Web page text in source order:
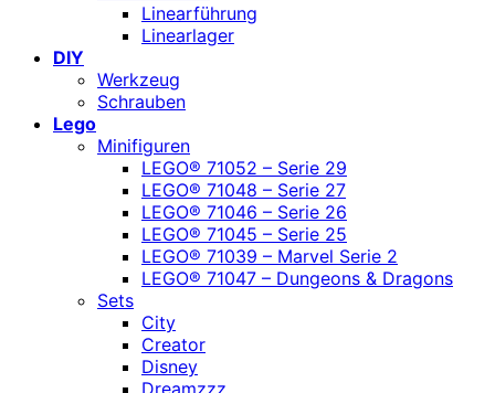
Linearführung
Linearlager
DIY
Werkzeug
Schrauben
Lego
Minifiguren
LEGO® 71052 – Serie 29
LEGO® 71048 – Serie 27
LEGO® 71046 – Serie 26
LEGO® 71045 – Serie 25
LEGO® 71039 – Marvel Serie 2
LEGO® 71047 – Dungeons & Dragons
Sets
City
Creator
Disney
Dreamzzz